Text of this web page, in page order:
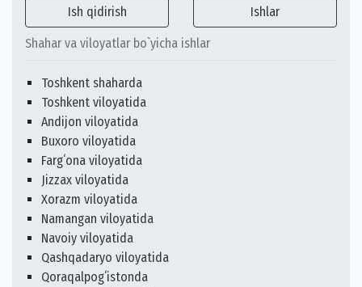
Ish qidirish Ishlar
Shahar va viloyatlar bo`yicha ishlar
Toshkent shaharda
Toshkent viloyatida
Andijon viloyatida
Buxoro viloyatida
Fargʻona viloyatida
Jizzax viloyatida
Xorazm viloyatida
Namangan viloyatida
Navoiy viloyatida
Qashqadaryo viloyatida
Qoraqalpogʻistonda